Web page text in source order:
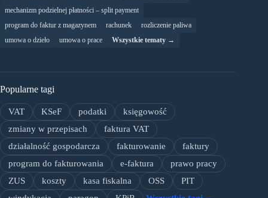
mechanizm podzielnej płatności – split payment
program do faktur z magazynem
rachunek
rozliczenie paliwa
umowa o dzieło
umowa o prace Wszystkie tematy →
Popularne tagi
VAT KSeF podatki
księgowość
zmiany w przepisach
faktura VAT
działalność gospodarcza
fakturowanie
faktury
program do fakturowania
e-faktura
prawo pracy
ZUS
koszty kasa fiskalna OSS
PIT